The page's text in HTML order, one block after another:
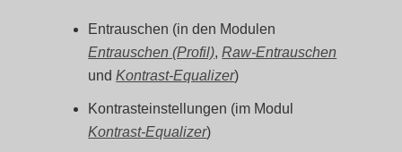
Entrauschen (in den Modulen
Entrauschen (Profil),Raw-Entrauschen
undKontrast-Equalizer)
Kontrasteinstellungen (im Modul
Kontrast-Equalizer)